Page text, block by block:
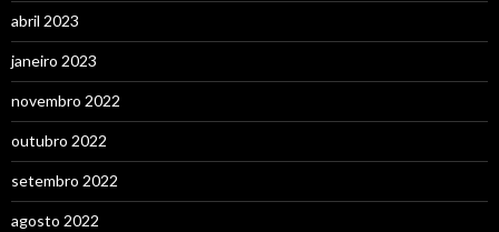
abril 2023
janeiro 2023
novembro 2022
outubro 2022
setembro 2022
agosto 2022